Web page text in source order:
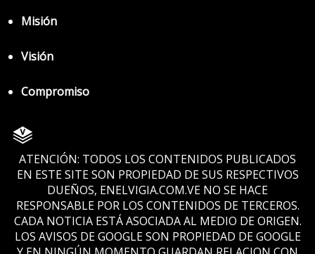
Misión
Visión
Compromiso
ATENCIÓN: TODOS LOS CONTENIDOS PUBLICADOS
EN ESTE SITE SON PROPIEDAD DE SUS RESPECTIVOS
DUEÑOS, ENELVIGIA.COM.VE NO SE HACE
RESPONSABLE POR LOS CONTENIDOS DE TERCEROS.
CADA NOTICIA ESTÁ ASOCIADA AL MEDIO DE ORIGEN.
LOS AVISOS DE GOOGLE SON PROPIEDAD DE GOOGLE